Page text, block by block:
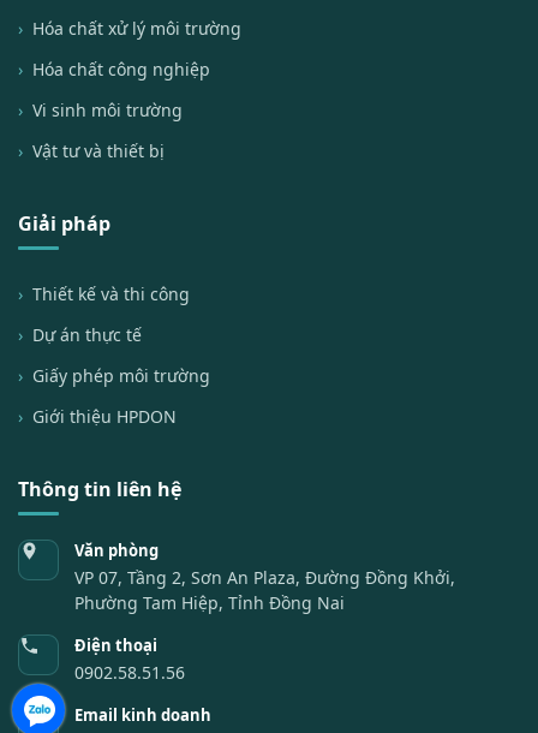
Hóa chất xử lý môi trường
Hóa chất công nghiệp
Vi sinh môi trường
Vật tư và thiết bị
Giải pháp
Thiết kế và thi công
Dự án thực tế
Giấy phép môi trường
Giới thiệu HPDON
Thông tin liên hệ
Văn phòng
VP 07, Tầng 2, Sơn An Plaza, Đường Đồng Khởi,
Phường Tam Hiệp, Tỉnh Đồng Nai
Điện thoại
0902.58.51.56
Email kinh doanh